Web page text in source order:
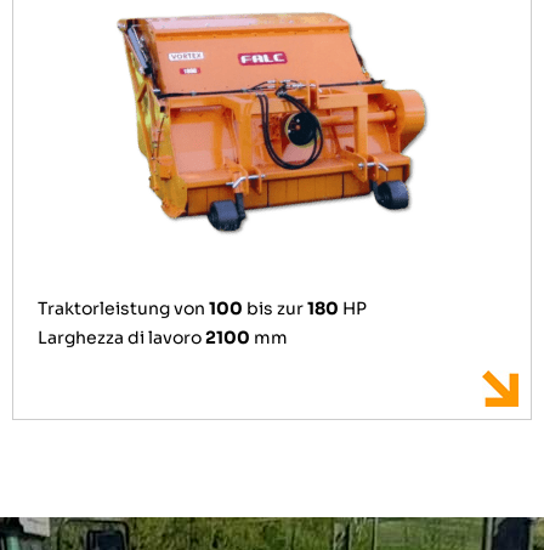
Traktorleistung von 100 bis zur180 HP
Larghezza di lavoro2100 mm